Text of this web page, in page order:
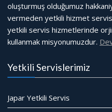
oluşturmuş olduğumuz
vermeden yetkili hizmet
yetkili servis hizmetlerinde
kullanmak misyonumuzdur.
Yetkili Servislerimiz
Japar Yetkili Servis